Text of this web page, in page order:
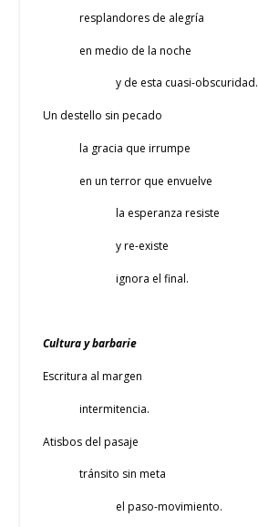
resplandores de alegría
en medio de la noche
y de esta cuasi-obscuridad.
Un destello sin pecado
la gracia que irrumpe
en un terror que envuelve
la esperanza resiste
y re-existe
ignora el final.
Cultura y barbarie
Escritura al margen
intermitencia.
Atisbos del pasaje
tránsito sin meta
el paso-movimiento.